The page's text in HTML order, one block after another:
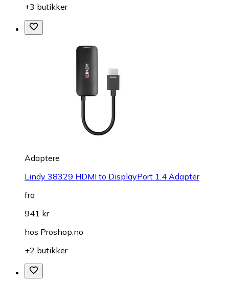
+3 butikker
Adaptere
Lindy 38329 HDMI to DisplayPort 1.4 Adapter
fra
941 kr
hos Proshop.no
+2 butikker